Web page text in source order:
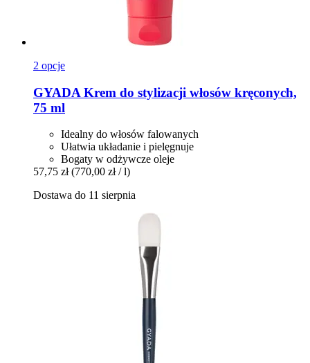
2 opcje
GYADA Krem do stylizacji włosów kręconych,
75 ml
Idealny do włosów falowanych
Ułatwia układanie i pielęgnuje
Bogaty w odżywcze oleje
57,75 zł (770,00 zł / l)
Dostawa do 11 sierpnia